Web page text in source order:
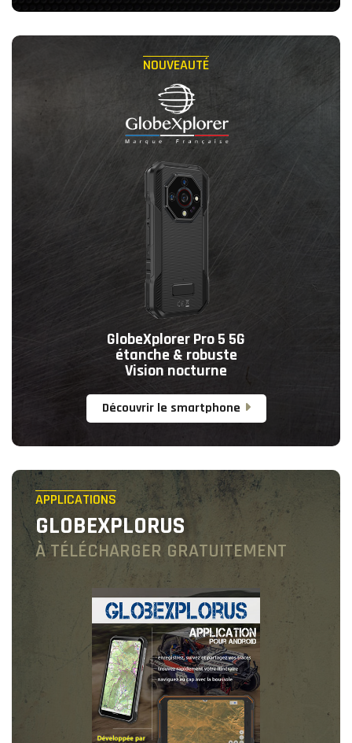
NOUVEAUTÉ
GlobeXplorer Pro 5 5G
étanche & robuste
Vision nocturne
Découvrir le smartphone
APPLICATIONS
GLOBEXPLORUS
À TÉLÉCHARGER GRATUITEMENT